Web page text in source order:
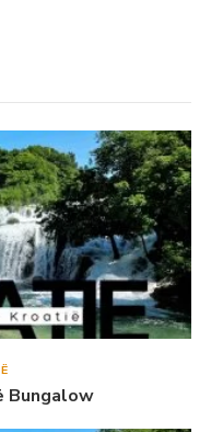
Bungalow